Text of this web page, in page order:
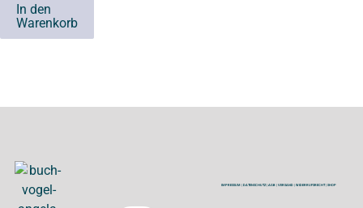
In den
Warenkorb
IMPRESSUM | DATENSCHUTZ| AGB | VERSAND | WIDERRUFSRECHT| SHOP